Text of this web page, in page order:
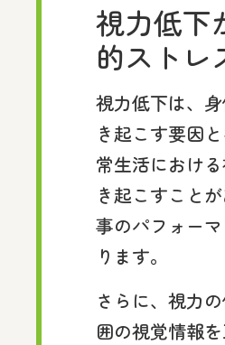
視力低下
的ストレ
視力低下は、
き起こす要因
常生活におけ
き起こすこと
事のパフォー
ります。
さらに、視力
囲の視覚情報